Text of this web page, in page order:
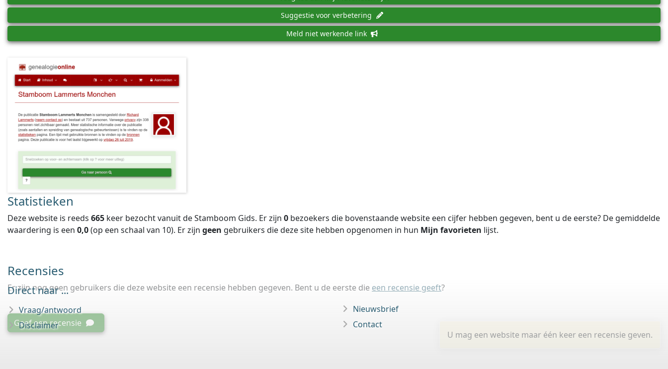
Suggestie voor verbetering
Meld niet werkende link
Statistieken
Deze website is reeds 665 keer bezocht vanuit de Stamboom Gids. Er zijn 0 bezoekers die bovenstaande website een cijfer hebben gegeven, bent u de eerste? De gemiddelde
waardering is een 0,0(op een schaal van 10). Er zijn geen gebruikers die deze site hebben opgenomen in hun Mijn favorieten lijst.
Recensies
Er zijn nog geen gebruikers die deze website een recensie hebben gegeven. Bent u de eerste die een recensie geeft?
U mag een website maar één keer een recensie geven.
Geef een recensie
Direct naar ...
Vraag/antwoord
Disclaimer
Nieuwsbrief
Contact